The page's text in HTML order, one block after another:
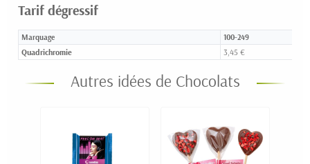
Tarif dégressif
Marquage 100-249
Quadrichromie 3,45 €
Autres idées de Chocolats